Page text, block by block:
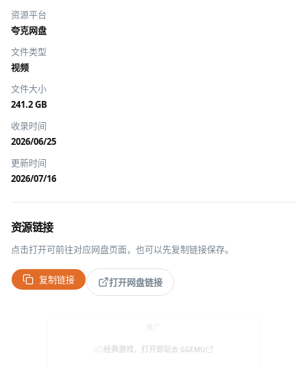
资源平台
夸克网盘
文件类型
视频
文件大小
241.2 GB
收录时间
2026/06/25
更新时间
2026/07/16
资源链接
点击打开可前往对应网盘页面，也可以先复制链接保存。
复制链接 打开网盘链接
经典游戏，打开即玩去 GGEMU